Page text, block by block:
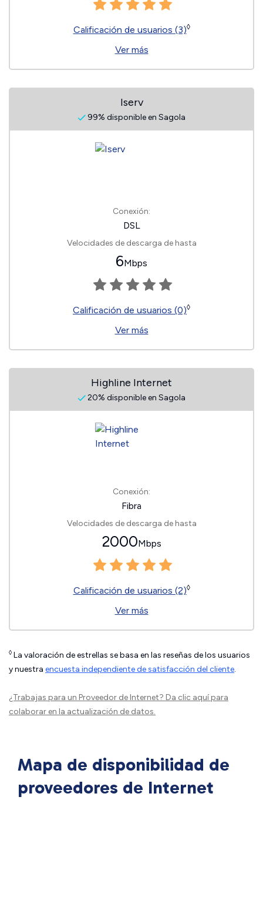
Calificación de usuarios (3)◊
Ver más
Iserv
99% disponible en Sagola
Conexión:
DSL
Velocidades de descarga de hasta
6Mbps
Calificación de usuarios (0)◊
Ver más
Highline Internet
20% disponible en Sagola
Conexión:
Fibra
Velocidades de descarga de hasta
2000Mbps
Calificación de usuarios (2)◊
Ver más
◊ La valoración de estrellas se basa en las reseñas de los usuarios
y nuestra encuesta independiente de satisfacción del cliente.
¿Trabajas para un Proveedor de Internet? Da clic aquípara
colaborar en la actualización de datos.
Mapa de disponibilidad de
proveedores de Internet